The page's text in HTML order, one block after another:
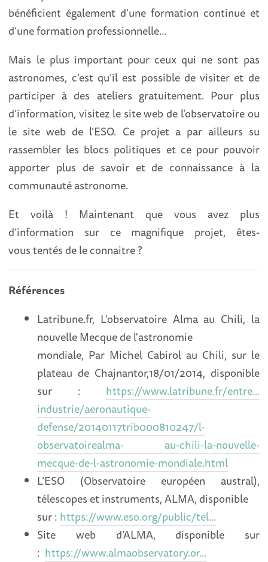
bénéficient également d’une formation continue et
d’une formation professionnelle…
Mais le plus important pour ceux qui ne sont pas
astronomes, c’est qu’il est possible de visiter et de
participer à des ateliers gratuitement. Pour plus
d’information, visitez le site web de l’observatoire ou
le site web de l’ESO. Ce projet a par ailleurs su
rassembler les blocs politiques et ce pour pouvoir
apporter plus de savoir et de connaissance à la
communauté astronome.
Et voilà ! Maintenant que vous avez plus
d’information sur ce magnifique projet, êtes-
vous tentés de le connaitre ?
Références
Latribune.fr, L'observatoire Alma au Chili, la
nouvelle Mecque de l'astronomie
mondiale, Par Michel Cabirol au Chili, sur le
plateau de Chajnantor,18/01/2014, disponible
sur : https://www.latribune.fr/entre...
industrie/aeronautique-
defense/20140117trib000810247/l-
observatoirealma- au-chili-la-nouvelle-
mecque-de-l-astronomie-mondiale.html
L’ESO (Observatoire européen austral),
télescopes et instruments, ALMA, disponible
sur : https://www.eso.org/public/tel...
Site web d’ALMA, disponible sur
: https://www.almaobservatory.or...